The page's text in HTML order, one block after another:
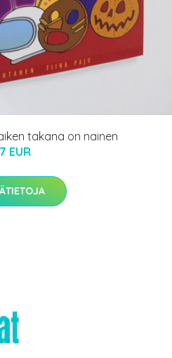
takana on nainen
7 EUR